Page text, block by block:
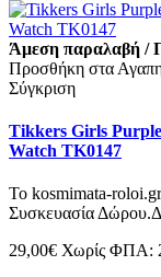
Άμεση παραλαβή /
Προσθήκη στα
Σύγκριση
Tikkers Girls
Watch TK0147
Το kosmimata-
Συσκευασία
29,00€ Χωρίς ΦΠΑ: